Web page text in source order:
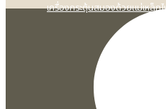
เครื่องกระตุ้นสมองด้วยแม่เหล็ก